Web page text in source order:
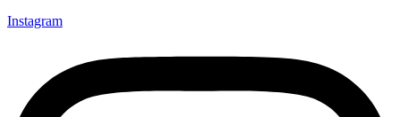
Instagram